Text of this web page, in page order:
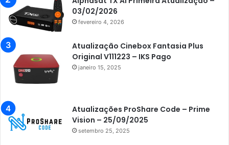
Azamerica Champions
Azamerica Champions IPTV
Azamerica Extremo IPTV
Azamerica F92 Plus
Azamerica Gold
Azamerica i7 IPTV
Azamerica King
03/02/2026
fevereiro 4, 2026
Atualização Cinebox Fantasia Plus
Original V111223 – IKS Pago
janeiro 15, 2025
Atualizações ProShare Code – Prime
Vision – 25/09/2025
setembro 25, 2025